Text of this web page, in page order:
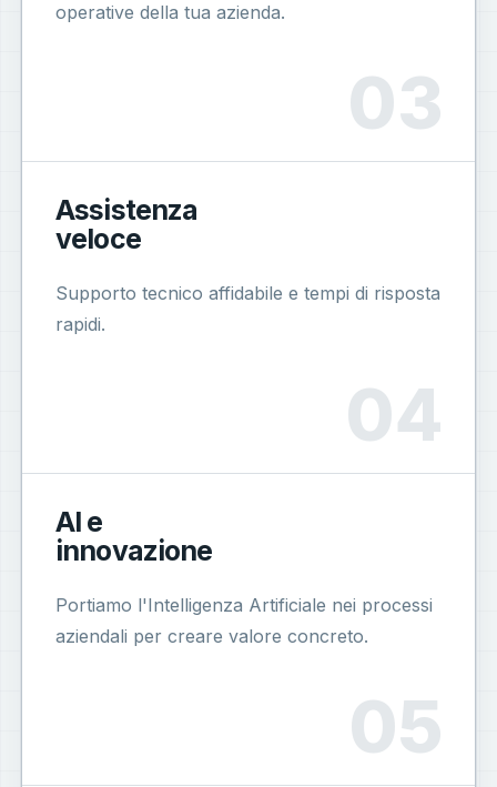
operative della tua azienda.
Assistenza
veloce
Supporto tecnico affidabile e tempi di risposta
rapidi.
AI e
innovazione
Portiamo l'Intelligenza Artificiale nei processi
aziendali per creare valore concreto.